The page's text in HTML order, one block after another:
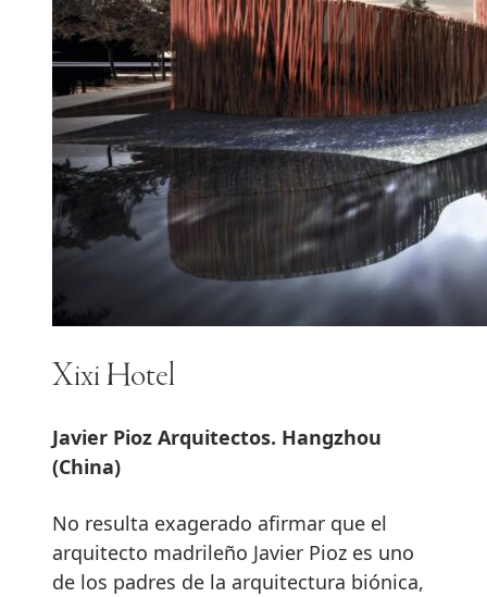
Xixi Hotel
Javier Pioz Arquitectos. Hangzhou
(China)
No resulta exagerado afirmar que el
arquitecto madrileño Javier Pioz es uno
de los padres de la arquitectura biónica,